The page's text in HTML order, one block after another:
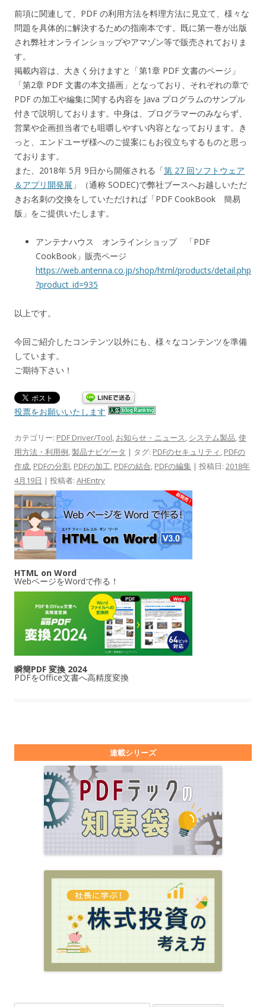
前項に関連して、PDF の利用方法を料理方法に見立て、様々な
問題を具体的に解決するための指南本です。既に第一巻が出版
され弊社オンラインショップやアマゾン等で販売されておりま
す。
掲載内容は、大きく分けますと「第1章 PDF 文書のページ」
「第2章 PDF 文書の本文描画」となっており、それぞれの章で
PDF の加工や編集に関する内容を Java プログラムのサンプル
付きで説明しております。中身は、プログラマーのみならず、
営業や企画担当者でも咀嚼しやすい内容となっております。き
っと、エンドユーザ様へのご提案にもお役立ちするものと思っ
ております。
また、2018年 5月 9日から開催される「第 27 回ソフトウェア
＆アプリ開発展 」（通称 SODEC)で弊社ブースへお越しいただ
きお名刺の交換をしていただければ「PDF CookBook 簡易
版」をご提供いたします。
アンテナハウス オンラインショップ 「PDF
CookBook」販売ページ
https://web.antenna.co.jp/shop/html/products/detail.php
?product_id=935
以上です。
今回ご紹介したコンテンツ以外にも、様々なコンテンツを準備
しています。
ご期待下さい！
投票をお願いいたします
カテゴリー: PDF Driver/Tool, お知らせ・ニュース, システム製品,使
用方法・利用例,製品ナビゲータ | タグ: PDFのセキュリティ, PDFの
作成, PDFの分割, PDFの加工, PDFの結合, PDFの編集 | 投稿日: 2018年
4月19日 | 投稿者: AHEntry
HTML on Word
WebページをWordで作る！
瞬簡PDF 変換 2024
PDFをOffice文書へ高精度変換
連載シリーズ